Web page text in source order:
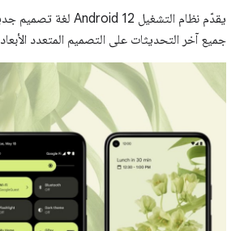
يقدّم نظام التشغيل Android 12 لغة تصميم جديدة تُسمى
جميع آخر التحديثات على التصميم المتعدد الأبعاد 3 إلى تطبيقاتك، جرِّب إصدارًا أوليًا من